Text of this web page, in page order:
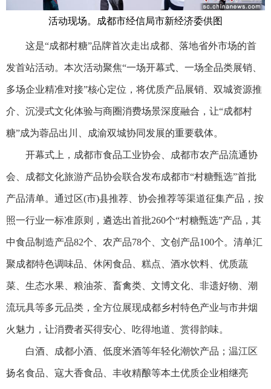
活动现场。成都市经信局市新经济委供图
这是“成都村糖”品牌首次走出成都、落地省外市场的首
发首站活动。本次活动聚焦“一场开幕式、一场全品类展销、
多场企业精准对接”核心定位，将优质产品展销、双城资源推
介、沉浸式文化体验与商圈消费场景深度融合，让“成都村
糖”成为蓉品出川、成渝双城协同发展的重要载体。
开幕式上，成都市食品工业协会、成都市农产品流通协
会、成都文化旅游产品协会联合发布成都市“村糖甄选”首批
产品清单。通过区(市)县推荐、协会推荐等渠道征集产品，按
照一行业一标准原则，遴选出首批260个“村糖甄选”产品，其
中食品制造产品82个、农产品78个、文创产品100个。清单汇
聚成都特色调味品、休闲食品、糕点、酒水饮料、优质蔬
菜、生态水果、粮油茶、畜禽类、文博文化、非遗好物、潮
流玩具等多元品类，全方位展现成都乡村特色产业与市井烟
火魅力，让消费者买得安心、吃得地道、赏得韵味。
白酒、成都小酒、低度米酒等年轻化潮饮产品；温江区
扬名食品、寇大香食品、丰收精酿等本土优质企业相继亮